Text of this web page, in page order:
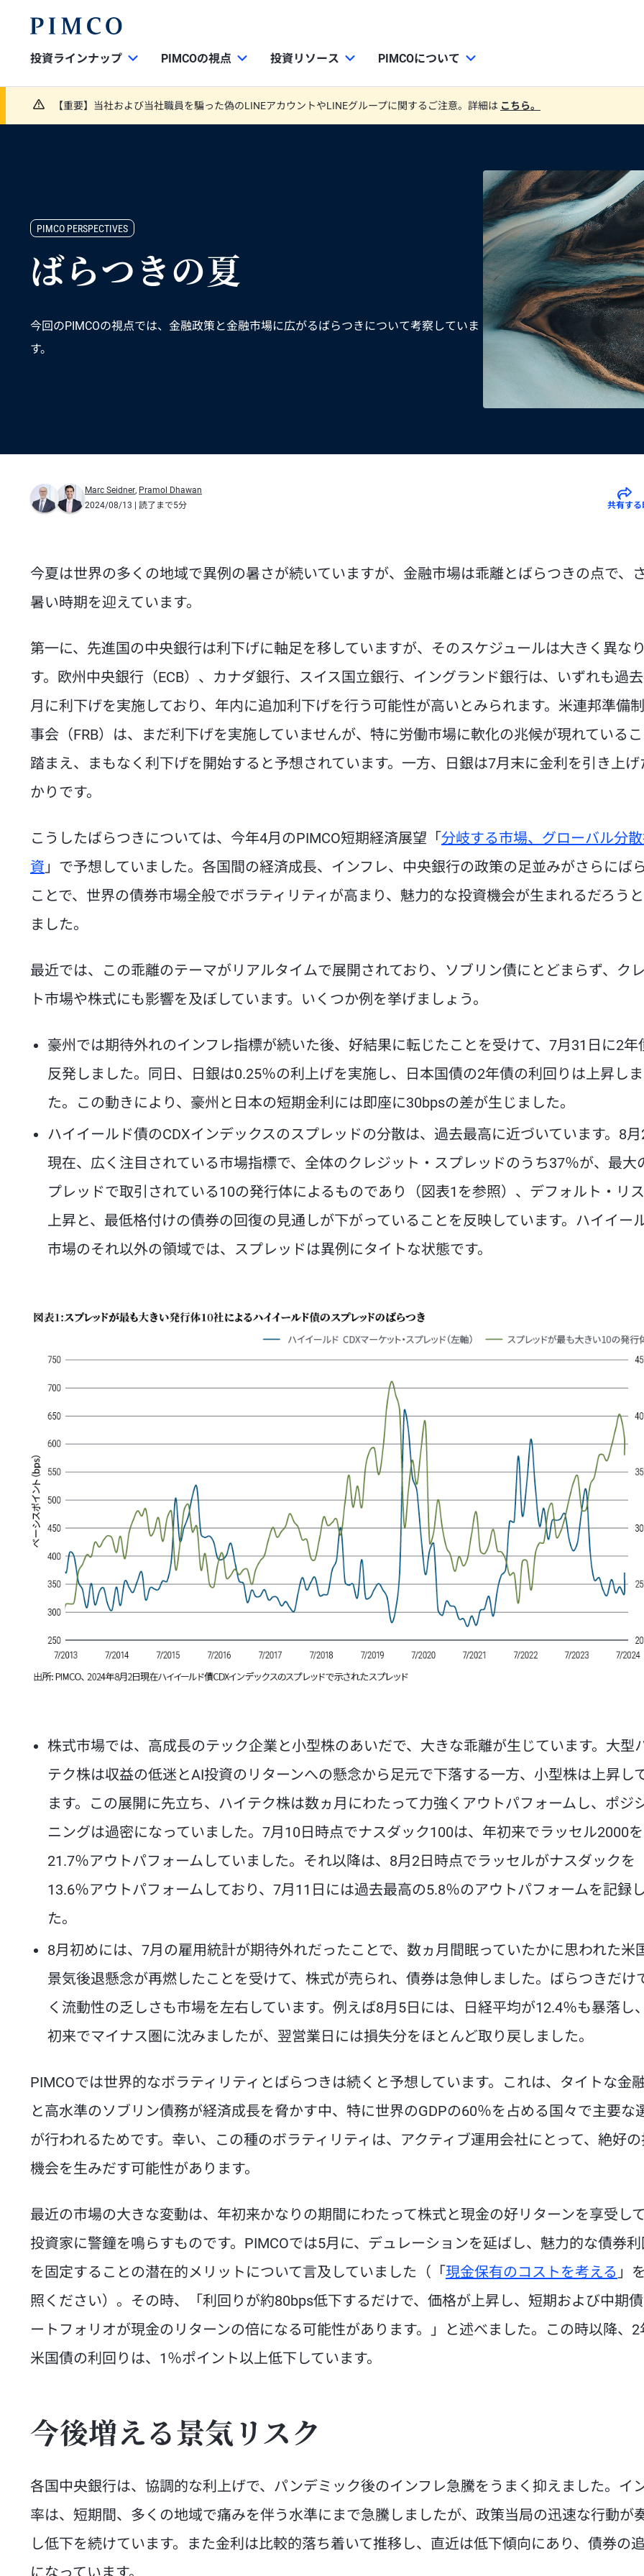
投資ラインナップ PIMCOの視点 投資リソース PIMCOについて
【重要】当社および当社職員を騙った偽のLINEアカウントやLINEグループに関するご注意。詳細は こちら。
PIMCO PERSPECTIVES
ばらつきの夏
今回のPIMCOの視点では、金融政策と金融市場に広がるばらつきについて考察していま
す。
Marc Seidner, Pramol Dhawan
2024/08/13 | 読了まで5分 共有する
今夏は世界の多くの地域で異例の暑さが続いていますが、金融市場は乖離とばらつきの点で、
暑い時期を迎えています。
第一に、先進国の中央銀行は利下げに軸足を移していますが、そのスケジュールは大きく異な
す。欧州中央銀行（ECB）、カナダ銀行、スイス国立銀行、イングランド銀行は、いずれも過
月に利下げを実施しており、年内に追加利下げを行う可能性が高いとみられます。米連邦準備
事会（FRB）は、まだ利下げを実施していませんが、特に労働市場に軟化の兆候が現れている
踏まえ、まもなく利下げを開始すると予想されています。一方、日銀は7月末に金利を引き上げ
かりです。
こうしたばらつきについては、今年4月のPIMCO短期経済展望「分岐する市場、グローバル分
資 」で予想していました。各国間の経済成長、インフレ、中央銀行の政策の足並みがさらにば
ことで、世界の債券市場全般でボラティリティが高まり、魅力的な投資機会が生まれるだろう
ました。
最近では、この乖離のテーマがリアルタイムで展開されており、ソブリン債にとどまらず、ク
ト市場や株式にも影響を及ぼしています。いくつか例を挙げましょう。
豪州では期待外れのインフレ指標が続いた後、好結果に転じたことを受けて、7月31日に2年
反発しました。同日、日銀は0.25％の利上げを実施し、日本国債の2年債の利回りは上昇し
た。この動きにより、豪州と日本の短期金利には即座に30bpsの差が生じました。
ハイイールド債のCDXインデックスのスプレッドの分散は、過去最高に近づいています。8月
現在、広く注目されている市場指標で、全体のクレジット・スプレッドのうち37％が、最大
プレッドで取引されている10の発行体によるものであり（図表1を参照）、デフォルト・リ
上昇と、最低格付けの債券の回復の見通しが下がっていることを反映しています。ハイイー
市場のそれ以外の領域では、スプレッドは異例にタイトな状態です。
株式市場では、高成長のテック企業と小型株のあいだで、大きな乖離が生じています。大型
テク株は収益の低迷とAI投資のリターンへの懸念から足元で下落する一方、小型株は上昇し
ます。この展開に先立ち、ハイテク株は数ヵ月にわたって力強くアウトパフォームし、ポジ
ニングは過密になっていました。7月10日時点でナスダック100は、年初来でラッセル2000を
21.7％アウトパフォームしていました。それ以降は、8月2日時点でラッセルがナスダックを
13.6％アウトパフォームしており、7月11日には過去最高の5.8％のアウトパフォームを記録
た。
8月初めには、7月の雇用統計が期待外れだったことで、数ヵ月間眠っていたかに思われた米
景気後退懸念が再燃したことを受けて、株式が売られ、債券は急伸しました。ばらつきだけ
く流動性の乏しさも市場を左右しています。例えば8月5日には、日経平均が12.4％も暴落し
初来でマイナス圏に沈みましたが、翌営業日には損失分をほとんど取り戻しました。
PIMCOでは世界的なボラティリティとばらつきは続くと予想しています。これは、タイトな金
と高水準のソブリン債務が経済成長を脅かす中、特に世界のGDPの60％を占める国々で主要な
が行われるためです。幸い、この種のボラティリティは、アクティブ運用会社にとって、絶好
機会を生みだす可能性があります。
最近の市場の大きな変動は、年初来かなりの期間にわたって株式と現金の好リターンを享受し
投資家に警鐘を鳴らすものです。PIMCOでは5月に、デュレーションを延ばし、魅力的な債券利
を固定することの潜在的メリットについて言及していました（「現金保有のコストを考える 」
照ください）。その時、「利回りが約80bps低下するだけで、価格が上昇し、短期および中期
ートフォリオが現金のリターンの倍になる可能性があります。」と述べました。この時以降、2
米国債の利回りは、1％ポイント以上低下しています。
今後増える景気リスク
各国中央銀行は、協調的な利上げで、パンデミック後のインフレ急騰をうまく抑えました。イ
率は、短期間、多くの地域で痛みを伴う水準にまで急騰しましたが、政策当局の迅速な行動が
し低下を続けています。また金利は比較的落ち着いて推移し、直近は低下傾向にあり、債券の
になっています。